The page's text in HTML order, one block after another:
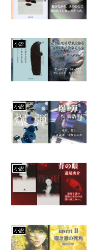
小説
小説
小説
小説